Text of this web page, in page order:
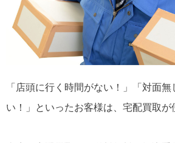
「店頭に行く時間がない！」「対面
い！」といったお客様は、宅配買取が